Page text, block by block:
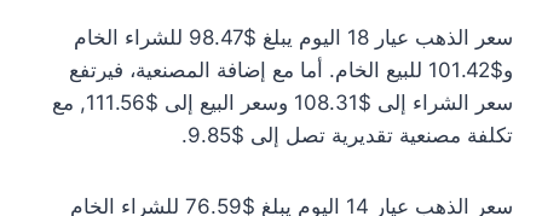
سعر الذهب عيار 18 اليوم يبلغ $98.47 للشراء الخام
و$101.42 للبيع الخام. أما مع إضافة المصنعية، فيرتفع
سعر الشراء إلى $108.31 وسعر البيع إلى $111.56, مع
تكلفة مصنعية تقديرية تصل إلى $9.85.
سعر الذهب عيار 14 اليوم يبلغ $76.59 للشراء الخام